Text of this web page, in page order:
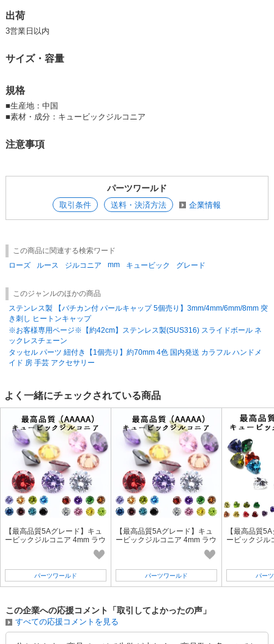
キュービックジルコニアは明るさ、カット、形によって、グレードが5段
・サイズ：約6*6mmラウンドカット（オールドヨーロピアンカット）
・厚み：約4mm
・素材：キュービックジルコニア（人工石）
・個数：1個
◆大切なご案内 〜必ずお読みください〜◆
・入荷時期により、多少価格が前後する場合がございます。
・掲載写真はできる限り実際のお品の色に近づけるよう心がけております
出荷
3営業日以内
サイズ・容量
規格
■生産地：中国
■素材・成分：キュービックジルコニア
注意事項
パーツワールド
取引条件 送料・決済方法 企業情報
この商品に関連する検索ワード
ローズ
ルース ジルコニア mm キュービック グレード
このジャンルのほかの商品
ステンレス製 【バチカン付 パールキャップ 5個売り】3mm/4mm/6mm/8mm 突
き刺し ヒートンキャップ
※お客様専用ページ※【約42cm】ステンレス製(SUS316) スライドボール ネ
ックレスチェーン
タッセル パーツ 紐付き【1個売り】約70mm 4色 国内発送 カラフル ハンドメ
イド 房 手芸 アクセサリー
よく一緒にチェックされている商品
【最高品質5Aグレード】キュ
ービックジルコニア 4mm ラウ
ンドカット ルース【10個】16
パーツワールド
【最高品質5Aグレード】キュ
ービックジルコニア 4mm ラウ
ンドカット ルース【10個】16
パーツワールド
【最高品質
ービックジル
パー
この企業への応援コメント「取引してよかったの声」
すべての応援コメントを見る